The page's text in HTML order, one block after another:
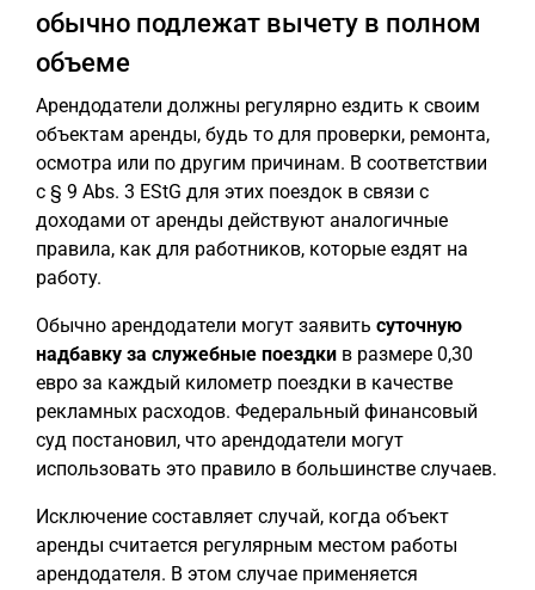
обычно подлежат вычету в полном
объеме
Арендодатели должны регулярно ездить к своим
объектам аренды, будь то для проверки, ремонта,
осмотра или по другим причинам. В соответствии
с § 9 Abs. 3 EStG для этих поездок в связи с
доходами от аренды действуют аналогичные
правила, как для работников, которые ездят на
работу.
Обычно арендодатели могут заявить суточную
надбавку за служебные поездки в размере 0,30
евро за каждый километр поездки в качестве
рекламных расходов. Федеральный финансовый
суд постановил, что арендодатели могут
использовать это правило в большинстве случаев.
Исключение составляет случай, когда объект
аренды считается регулярным местом работы
арендодателя. В этом случае применяется